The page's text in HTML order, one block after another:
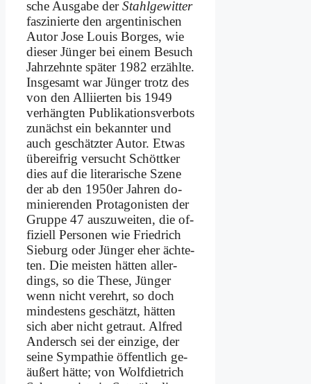
sche Aus­ga­be derStahl­ge­wit­ter
fas­zi­nier­te den ar­gen­ti­ni­schen
Au­tor Jo­se Lou­is Bor­ges, wie
die­ser Jün­ger bei ei­nem Be­such
Jahr­zehn­te spä­ter 1982 er­zähl­te.
Ins­ge­samt war Jün­ger trotz des
von den Al­li­ier­ten bis 1949
ver­häng­ten Pu­bli­ka­ti­ons­ver­bots
zu­nächst ein be­kann­ter und
auch ge­schätz­ter Au­tor. Et­was
über­eif­rig ver­sucht Schött­ker
dies auf die li­te­ra­ri­sche Sze­ne
der ab den 1950er Jah­ren do­
mi­nie­ren­den Prot­ago­ni­sten der
Grup­pe 47 aus­zu­wei­ten, die of­
fi­zi­ell Per­so­nen wie Fried­rich
Sieburg oder Jün­ger eher äch­te­
ten. Die mei­sten hät­ten al­ler­
dings, so die The­se, Jün­ger
wenn nicht ver­ehrt, so doch
min­de­stens ge­schätzt, hät­ten
sich aber nicht ge­traut. Al­fred
An­dersch sei der ein­zi­ge, der
sei­ne Sym­pa­thie öf­fent­lich ge­
äu­ßert hät­te; von Wolf­diet­rich